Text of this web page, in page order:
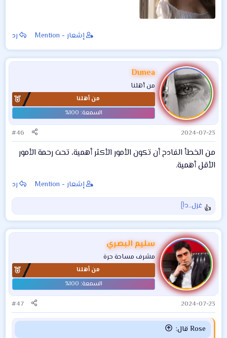
إشعار - Mention رد
Dunea
من أهلنا
من أهلنا
2024-07-23
#46
من الخطأ الفادح أن تكون الأمور الأكثر أهمية، تحت رحمة الأمور
الأقل أهمية.
إشعار - Mention رد
ا
ل
ت
ف
ا
ع
ل
ا
ت
:
غزل..ᥫ᭡
سليم البصري
مشرف مساحة حرة
من أهلنا
2024-07-23
#47
Rose قال: